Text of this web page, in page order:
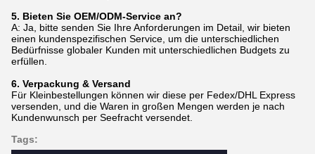
5. Bieten Sie OEM/ODM-Service an?
A: Ja, bitte senden Sie Ihre Anforderungen im Detail, wir bieten
einen kundenspezifischen Service, um die unterschiedlichen
Bedürfnisse globaler Kunden mit unterschiedlichen Budgets zu
erfüllen.
6. Verpackung & Versand
Für Kleinbestellungen können wir diese per Fedex/DHL Express
versenden, und die Waren in großen Mengen werden je nach
Kundenwunsch per Seefracht versendet.
Tags: